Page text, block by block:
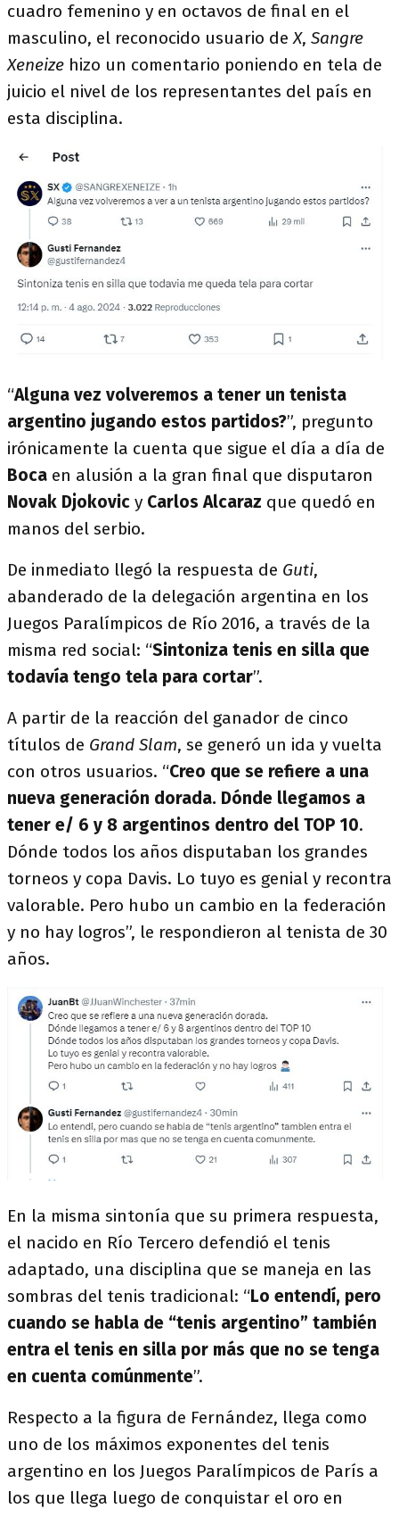
cuadro femenino y en octavos de final en el
masculino, el reconocido usuario deX, Sangre
Xeneize hizo un comentario poniendo en tela de
juicio el nivel de los representantes del país en
esta disciplina.
“Alguna vez volveremos a tener un tenista
argentino jugando estos partidos?”, pregunto
irónicamente la cuenta que sigue el día a día de
Boca en alusión a la gran final que disputaron
Novak Djokovic y Carlos Alcaraz que quedó en
manos del serbio.
De inmediato llegó la respuesta de Guti,
abanderado de la delegación argentina en los
Juegos Paralímpicos de Río 2016, a través de la
misma red social: “Sintoniza tenis en silla que
todavía tengo tela para cortar”.
A partir de la reacción del ganador de cinco
títulos de Grand Slam, se generó un ida y vuelta
con otros usuarios. “Creo que se refiere a una
nueva generación dorada. Dónde llegamos a
tener e/ 6 y 8 argentinos dentro del TOP 10.
Dónde todos los años disputaban los grandes
torneos y copa Davis. Lo tuyo es genial y recontra
valorable. Pero hubo un cambio en la federación
y no hay logros”, le respondieron al tenista de 30
años.
En la misma sintonía que su primera respuesta,
el nacido en Río Tercero defendió el tenis
adaptado, una disciplina que se maneja en las
sombras del tenis tradicional: “Lo entendí, pero
cuando se habla de “tenis argentino” también
entra el tenis en silla por más que no se tenga
en cuenta comúnmente”.
Respecto a la figura de Fernández, llega como
uno de los máximos exponentes del tenis
argentino en los Juegos Paralímpicos de París a
los que llega luego de conquistar el oro en